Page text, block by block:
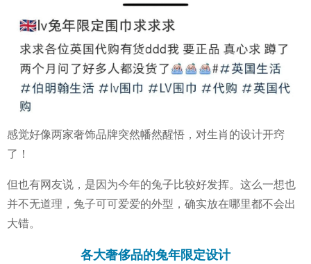
感觉好像两家奢饰品牌突然幡然醒悟，对生肖的设计开窍
了！
但也有网友说，是因为今年的兔子比较好发挥。这么一想也
并不无道理，兔子可可爱爱的外型，确实放在哪里都不会出
大错。
各大奢侈品的兔年限定设计